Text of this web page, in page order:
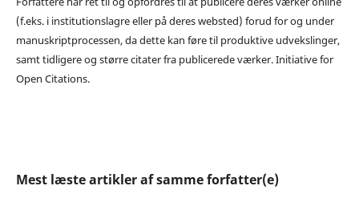
(f.eks. i institutionslagre eller på deres websted) forud for og under
manuskriptprocessen, da dette kan føre til produktive udvekslinger,
samt tidligere og større citater fra publicerede værker. Initiative for
Open Citations.
Mest læste artikler af samme forfatter(e)